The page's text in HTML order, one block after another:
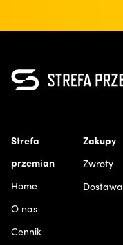
Strefa
przemian
Home
O nas
Cennik
Zakupy
Zwroty
Dostawa